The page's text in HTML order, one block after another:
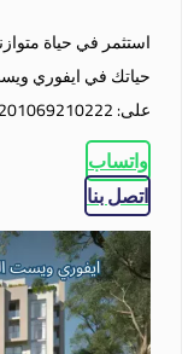
استثمر في حياة
حياتك فيايفوري
على: 00201069210222.
واتساب
اتصل بنا